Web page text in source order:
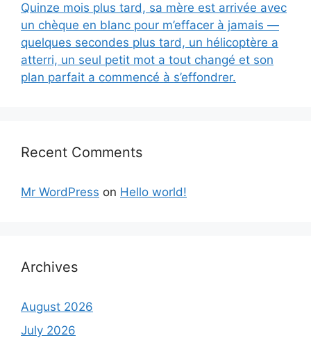
Quinze mois plus tard, sa mère est arrivée avec
un chèque en blanc pour m’effacer à jamais —
quelques secondes plus tard, un hélicoptère a
atterri, un seul petit mot a tout changé et son
plan parfait a commencé à s’effondrer.
Recent Comments
Mr WordPress on Hello world!
Archives
August 2026
July 2026